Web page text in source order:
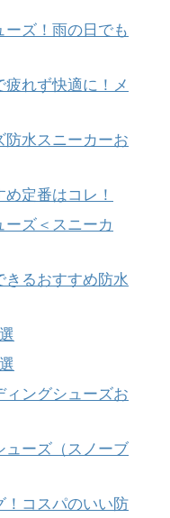
ズ！雨の日でも
疲れず快適に！メ
防水スニーカーお
定番はコレ！
ーズ＜スニーカ
きるおすすめ防水
ィングシューズお
ューズ（スノーブ
！コスパのいい防